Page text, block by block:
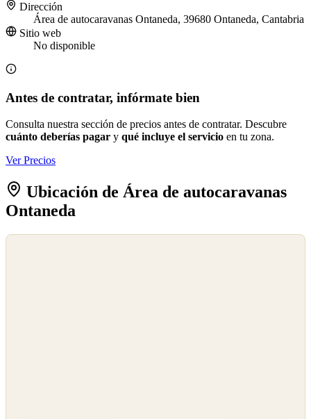
Dirección
Área de autocaravanas Ontaneda, 39680 Ontaneda, Cantabria
Sitio web
No disponible
Antes de contratar, infórmate bien
Consulta nuestra sección de precios antes de contratar. Descubre
cuánto deberías pagar y qué incluye el servicio en tu zona.
Ver Precios
Ubicación de Área de autocaravanas
Ontaneda